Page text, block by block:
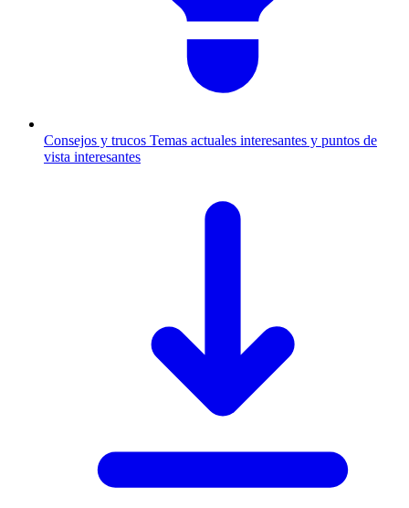
Consejos y trucos Temas actuales interesantes y puntos de
vista interesantes